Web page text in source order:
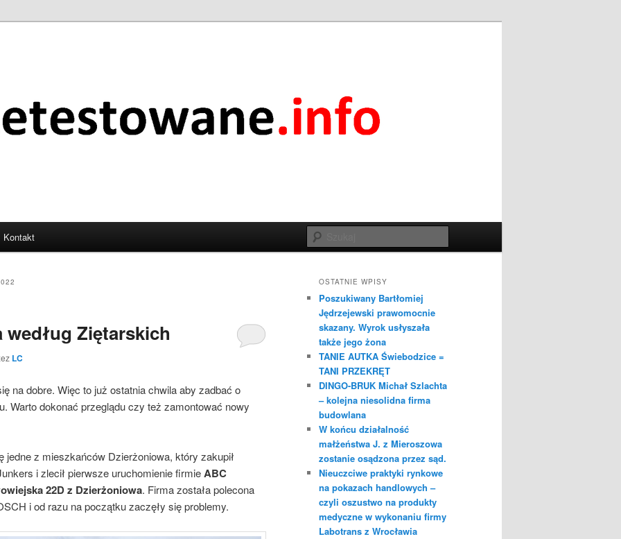
Kontakt
Ziętarskich
LC
na dobre. Więc to już ostatnia chwila aby zadbać o
Warto dokonać przeglądu czy też zamontować nowy
jedne z mieszkańców Dzierżoniowa, który zakupił
i zlecił pierwsze uruchomienie firmieABC
22D z Dzierżoniowa. Firma została polecona
i od razu na początku zaczęły się problemy.
OSTATNIE WPISY
Poszukiwany Bartłomiej
Jędrzejewski prawomocnie
skazany. Wyrok usłyszała
także jego żona
TANIE AUTKA Świebodzice =
TANI PRZEKRĘT
DINGO-BRUK Michał Szlachta
– kolejna niesolidna firma
budowlana
W końcu działalność
małżeństwa J. z Mieroszowa
zostanie osądzona przez sąd.
Nieuczciwe praktyki rynkowe
na pokazach handlowych –
czyli oszustwo na produkty
medyczne w wykonaniu firmy
Labotrans z Wrocławia